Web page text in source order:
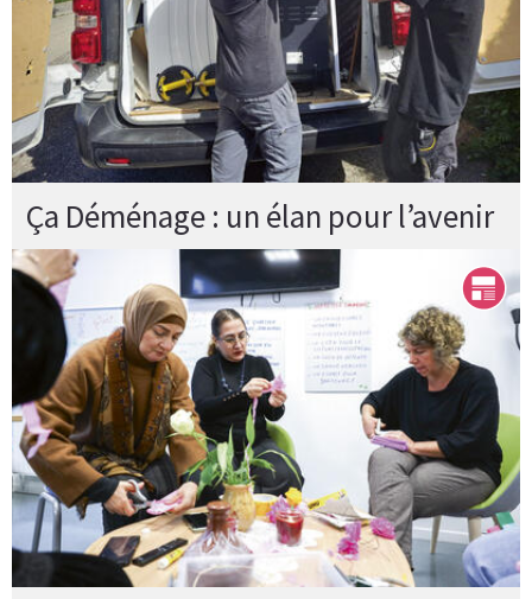
Ça Déménage : un élan pour l’avenir